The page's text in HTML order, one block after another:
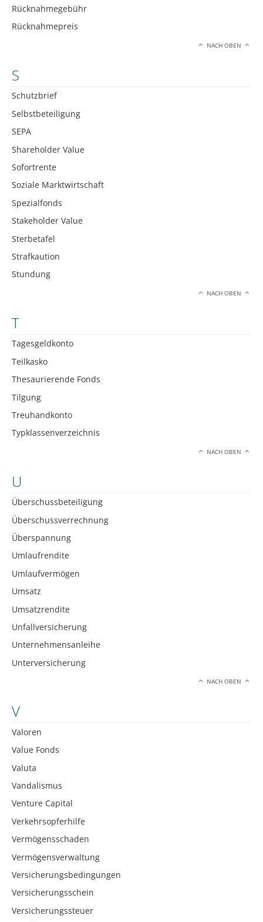
Rücknahmegebühr
Rücknahmepreis
NACH OBEN
S
Schutzbrief
Selbstbeteiligung
SEPA
Shareholder Value
Sofortrente
Soziale Marktwirtschaft
Spezialfonds
Stakeholder Value
Sterbetafel
Strafkaution
Stundung
NACH OBEN
T
Tagesgeldkonto
Teilkasko
Thesaurierende Fonds
Tilgung
Treuhandkonto
Typklassenverzeichnis
NACH OBEN
U
Überschussbeteiligung
Überschussverrechnung
Überspannung
Umlaufrendite
Umlaufvermögen
Umsatz
Umsatzrendite
Unfallversicherung
Unternehmensanleihe
Unterversicherung
NACH OBEN
V
Valoren
Value Fonds
Valuta
Vandalismus
Venture Capital
Verkehrsopferhilfe
Vermögensschaden
Vermögensverwaltung
Versicherungsbedingungen
Versicherungsschein
Versicherungssteuer